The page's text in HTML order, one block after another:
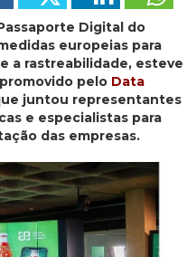
Digital do
europeias para
a rastreabilidade, esteve
pelo Data
juntou representantes
e especialistas para
das empresas.